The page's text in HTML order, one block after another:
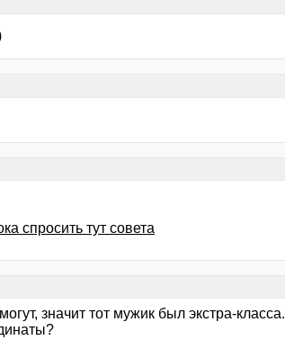
спросить тут совета
значит тот мужик был экстра-класса.